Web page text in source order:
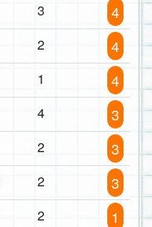
3 4
2 4
1 4
4 3
2 3
2 3
2 1